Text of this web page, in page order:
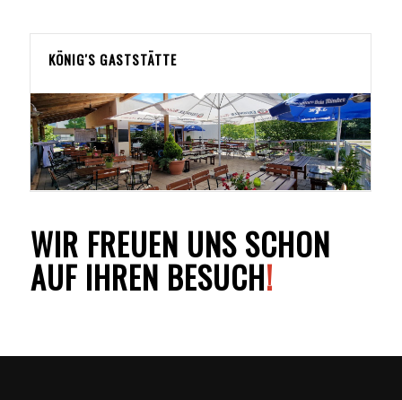
KÖNIG'S GASTSTÄTTE
WIR FREUEN UNS SCHON
AUF IHREN BESUCH!